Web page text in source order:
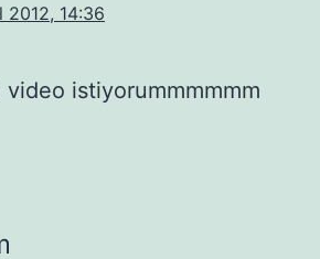
2012, 14:36
istiyorummmmmm